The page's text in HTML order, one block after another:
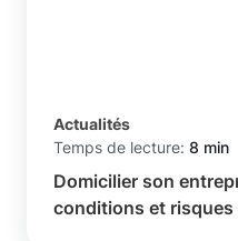
Actualités
Temps de lecture: 8 min
Domicilier son
conditions et risques